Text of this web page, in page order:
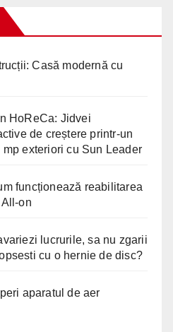
Casă modernă cu
HoReCa: Jidvei
de creștere printr-un
exteriori cu Sun Leader
funcționează reabilitarea
on
lucrurile, sa nu zgarii
cu o hernie de disc?
aparatul de aer